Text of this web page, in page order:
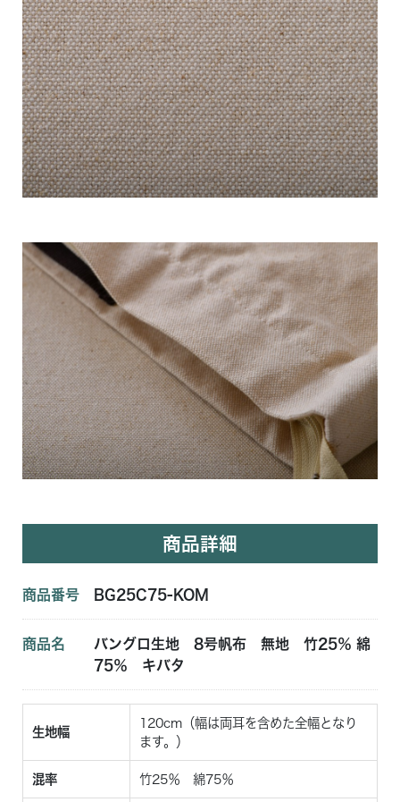
商品詳細
商品番号 BG25C75-KOM
商品名
バングロ生地 8号帆布 無地 竹25％ 綿
75％ キバタ
生地幅
120cm（幅は両耳を含めた全幅となり
ます。）
混率 竹25％ 綿75％